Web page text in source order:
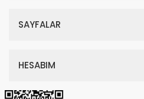
SAYFALAR
HESABIM